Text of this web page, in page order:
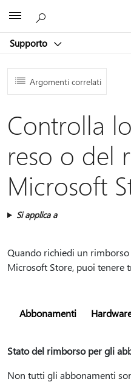
Supporto
Argomenti correlati
Controlla
reso o del
Microsoft
Si applica a
Quando richiedi un
Microsoft Store, puoi tenere
Abbonamenti
Stato del rimborso per gli
Non tutti gli abbonamenti